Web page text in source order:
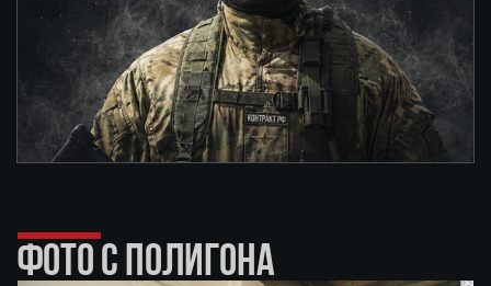
ФОТО С ПОЛИГОНА